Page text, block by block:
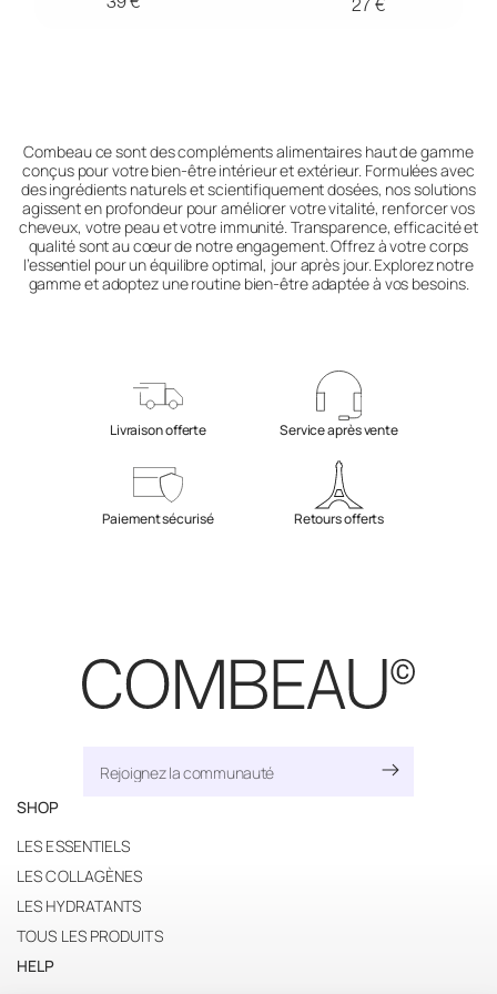
27 €
Combeau ce sont des compléments alimentaires haut de gamme
conçus pour votre bien-être intérieur et extérieur. Formulées avec
des ingrédients naturels et scientifiquement dosées, nos solutions
agissent en profondeur pour améliorer votre vitalité, renforcer vos
cheveux, votre peau et votre immunité. Transparence, efficacité et
qualité sont au cœur de notre engagement. Offrez à votre corps
l’essentiel pour un équilibre optimal, jour après jour. Explorez notre
gamme et adoptez une routine bien-être adaptée à vos besoins.
Livraison offerte Service après vente
Paiement sécurisé Retours offerts
SHOP
LES ESSENTIELS
LES COLLAGÈNES
LES HYDRATANTS
TOUS LES PRODUITS
HELP